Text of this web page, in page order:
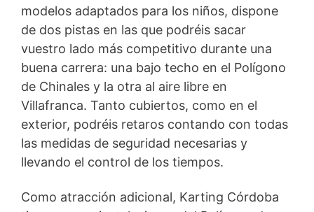
modelos adaptados para los niños, dispone
de dos pistas en las que podréis sacar
vuestro lado más competitivo durante una
buena carrera: una bajo techo en el Polígono
de Chinales y la otra al aire libre en
Villafranca. Tanto cubiertos, como en el
exterior, podréis retaros contando con todas
las medidas de seguridad necesarias y
llevando el control de los tiempos.
Como atracción adicional, Karting Córdoba